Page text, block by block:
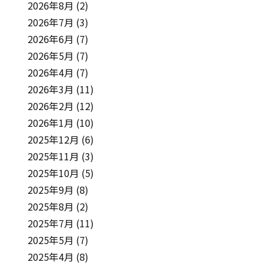
2026年8月 (2)
2026年7月 (3)
2026年6月 (7)
2026年5月 (7)
2026年4月 (7)
2026年3月 (11)
2026年2月 (12)
2026年1月 (10)
2025年12月 (6)
2025年11月 (3)
2025年10月 (5)
2025年9月 (8)
2025年8月 (2)
2025年7月 (11)
2025年5月 (7)
2025年4月 (8)